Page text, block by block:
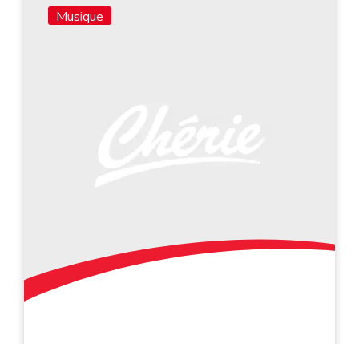
Musique